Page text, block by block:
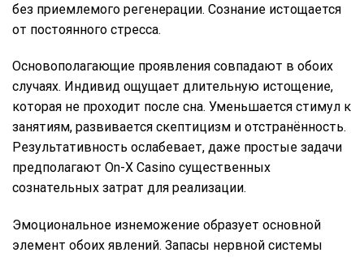
без приемлемого регенерации. Сознание истощается
от постоянного стресса.
Основополагающие проявления совпадают в обоих
случаях. Индивид ощущает длительную истощение,
которая не проходит после сна. Уменьшается стимул к
занятиям, развивается скептицизм и отстранённость.
Результативность ослабевает, даже простые задачи
предполагают On-X Casino существенных
сознательных затрат для реализации.
Эмоциональное изнеможение образует основной
элемент обоих явлений. Запасы нервной системы